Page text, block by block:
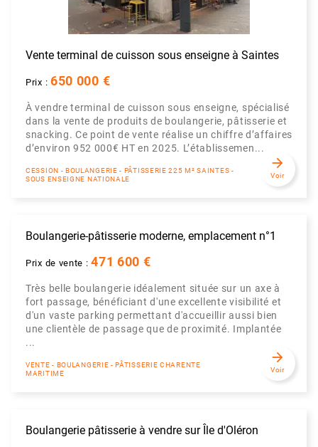
Vente terminal de cuisson sous enseigne à Saintes
Prix : 650 000 €
À vendre terminal de cuisson sous enseigne, spécialisé
dans la vente de produits de boulangerie, pâtisserie et
snacking. Ce point de vente réalise un chiffre d’affaires
d’environ 952 000€ HT en 2025. L’établissemen...
CESSION - BOULANGERIE - PÂTISSERIE 225 M² SAINTES -
SOUS ENSEIGNE NATIONALE
arrow_forward
Voir
Boulangerie-pâtisserie moderne, emplacement n°1
Prix de vente :471 600 €
Très belle boulangerie idéalement située sur un axe à
fort passage, bénéficiant d'une excellente visibilité et
d'un vaste parking permettant d'accueillir aussi bien
une clientèle de passage que de proximité. Implantée
...
VENTE - BOULANGERIE - PÂTISSERIE CHARENTE
MARITIME
arrow_forward
Voir
Boulangerie pâtisserie à vendre sur Île d'Oléron